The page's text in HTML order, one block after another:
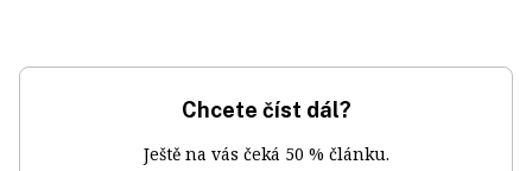
Chcete číst dál?
Ještě na vás čeká 50 % článku.